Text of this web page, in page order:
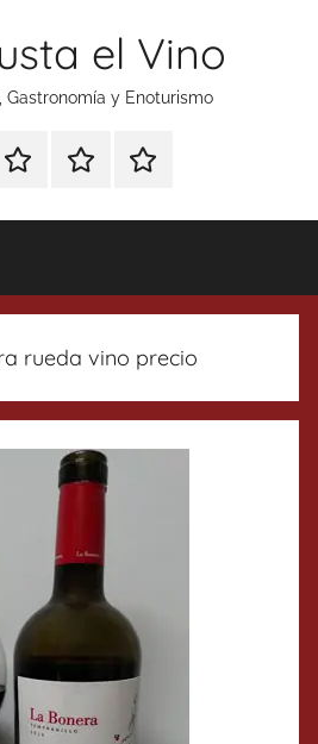
el Vino
Gastronomía y Enoturismo
Enoturismo
Gastronomía
RankingContacto
rueda vino precio